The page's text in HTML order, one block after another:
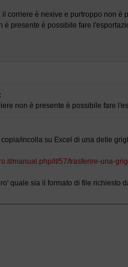
il corriere è nexive e purtroppo non è
è presente è possibile fare
non è presente è possibile fare
copia/incolla su Excel di una delle
manual.php/it/57/trasferire-una-
quale sia il formato di file richiesto